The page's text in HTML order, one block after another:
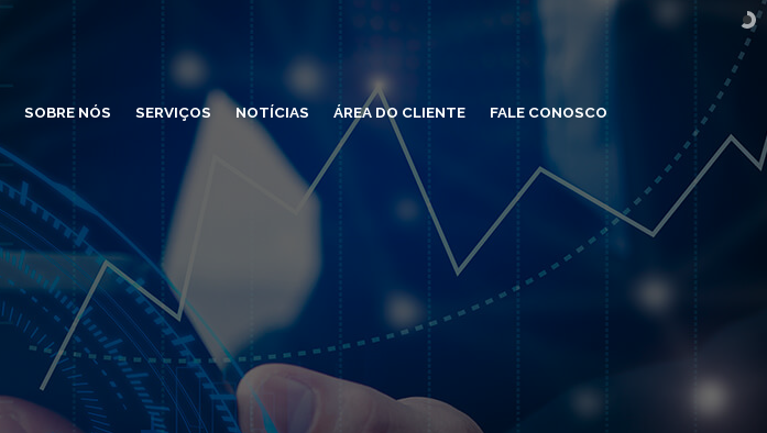
SOBRE NÓS SERVIÇOS NOTÍCIAS ÁREA DO CLIENTE FALE CONOSCO